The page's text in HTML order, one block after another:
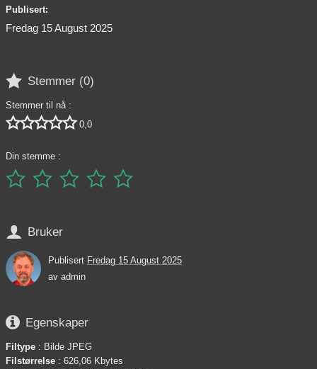
Publisert:
Fredag 15 August 2025
 Stemmer (0)
Stemmer til nå :
 0,0
Din stemme :
    
 Bruker
Publisert Fredag 15 August 2025
av admin
 Egenskaper
Filtype : Bilde JPEG
Filstørrelse : 626,06 Kbytes